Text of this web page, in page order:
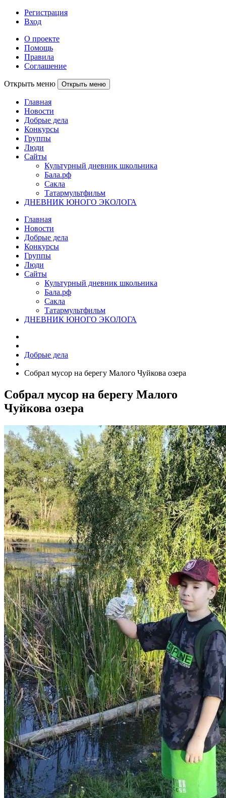
Регистрация
Вход
О проекте
Помощь
Правила
Соглашение
Открыть меню Открыть меню
Главная
Новости
Добрые дела
Конкурсы
Группы
Люди
Сайты
Культурный дневник школьника
Бала.рф
Сакла
Татармультфильм
ДНЕВНИК ЮНОГО ЭКОЛОГА
Главная
Новости
Добрые дела
Конкурсы
Группы
Люди
Сайты
Культурный дневник школьника
Бала.рф
Сакла
Татармультфильм
ДНЕВНИК ЮНОГО ЭКОЛОГА
Добрые дела
Собрал мусор на берегу Малого Чуйкова озера
Собрал мусор на берегу Малого
Чуйкова озера